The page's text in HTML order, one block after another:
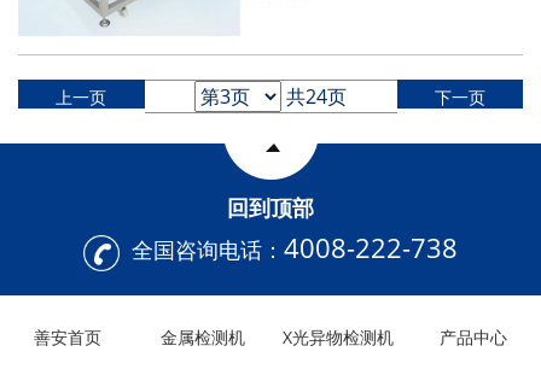
上一页 共24页 下一页
回到顶部
全国咨询电话： 4008-222-738
善安首页 金属检测机 X光异物检测机 产品中心